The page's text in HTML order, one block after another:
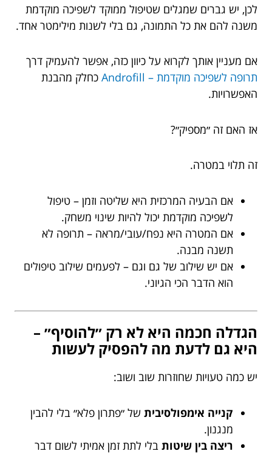
לכן, יש גברים שמגלים שטיפול ממוקד לשפיכה מוקדמת
משנה להם את כל התמונה, גם בלי לשנות מילימטר אחד.
אם מעניין אותך לקרוא על כיוון כזה, אפשר להעמיק דרך
תרופה לשפיכה מוקדמת – Androfill
כחלק מהבנת
האפשרויות.
אז האם זה ״מספיק״?
זה תלוי במטרה.
אם הבעיה המרכזית היא שליטה וזמן – טיפול
לשפיכה מוקדמת יכול להיות שינוי משחק.
אם המטרה היא נפח/עובי/מראה – תרופה לא
תשנה מבנה.
אם יש שילוב של גם וגם – לפעמים שילוב טיפולים
הוא הדבר הכי הגיוני.
הגדלה חכמה היא לא רק ״להוסיף״ –
היא גם לדעת מה להפסיק לעשות
יש כמה טעויות שחוזרות שוב ושוב:
קנייה אימפולסיבית של ״פתרון פלא״ בלי להבין
מנגנון.
ריצה בין שיטות בלי לתת זמן אמיתי לשום דבר